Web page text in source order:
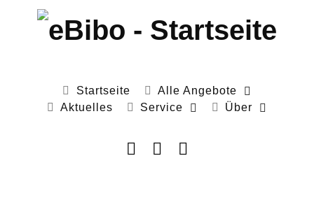
Startseite
Alle Angebote
Aktuelles
Service Über